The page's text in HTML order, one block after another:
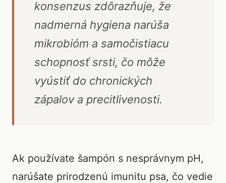
konsenzus zdôrazňuje, že
nadmerná hygiena narúša
mikrobióm a samočistiacu
schopnosť srsti, čo môže
vyústiť do chronických
zápalov a precitlivenosti.
Ak používate šampón s nesprávnym pH,
narúšate prirodzenú imunitu psa, čo vedie